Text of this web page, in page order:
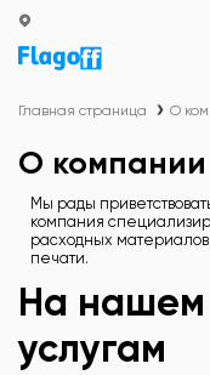
Главная страница О
О компании
Мы рады
компания
расходных
печати.
На нашем
услугам